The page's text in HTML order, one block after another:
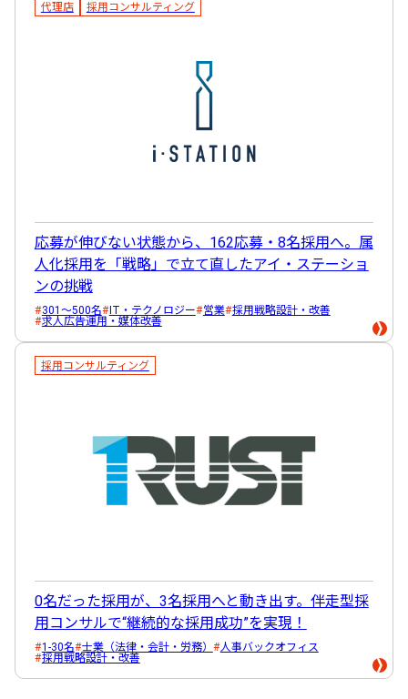
代理店 採用コンサルティング
応募が伸びない状態から、162応募・8名採用へ。属
人化採用を「戦略」で立て直したアイ・ステーショ
ンの挑戦
301～500名 IT・テクノロジー 営業 採用戦略設計・改善
求人広告運用・媒体改善
採用コンサルティング
0名だった採用が、3名採用へと動き出す。伴走型採
用コンサルで“継続的な採用成功”を実現！
1-30名 士業（法律・会計・労務）
人事バックオフィス
採用戦略設計・改善